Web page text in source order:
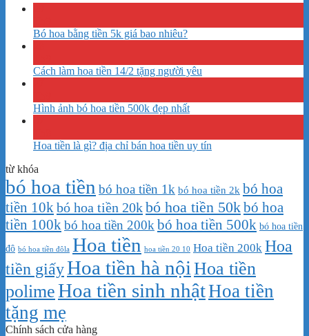
Bó hoa bằng tiền 5k giá bao nhiêu?
Cách làm hoa tiền 14/2 tặng người yêu
Hình ảnh bó hoa tiền 500k đẹp nhất
Hoa tiền là gì? địa chỉ bán hoa tiền uy tín
từ khóa
bó hoa tiền bó hoa tiền 1k bó hoa tiền 2k bó hoa
tiền 10k bó hoa tiền 20kbó hoa tiền 50kbó hoa
tiền 100kbó hoa tiền 200k bó hoa tiền 500k bó hoa tiền
đô bó hoa tiền đôla Hoa tiền hoa tiền 20 10 Hoa tiền 200k Hoa
tiền giấyHoa tiền hà nội Hoa tiền
polimeHoa tiền sinh nhậtHoa tiền
tặng mẹ
Chính sách cửa hàng